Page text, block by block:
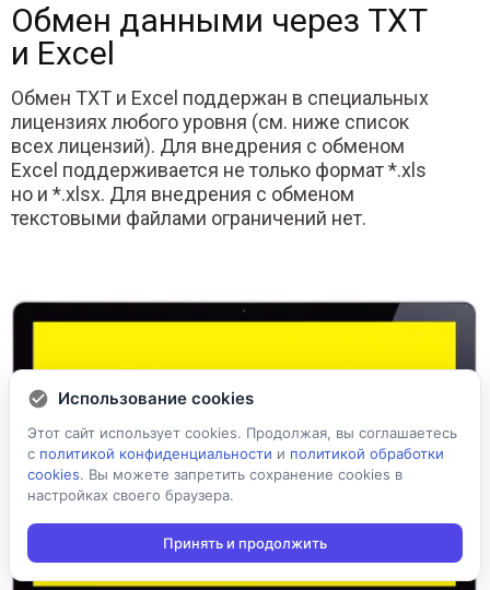
Обмен данными через TXT
и Excel
Обмен TXT и Excel поддержан в специальных
лицензиях любого уровня (см. ниже список
всех лицензий). Для внедрения с обменом
Excel поддерживается не только формат *.xls
но и *.xlsx. Для внедрения с обменом
текстовыми файлами ограничений нет.
Использование cookies
Этот сайт использует cookies. Продолжая, вы соглашаетесь
с политикой конфиденциальности и политикой обработки
cookies. Вы можете запретить сохранение cookies в
настройках своего браузера.
Принять и продолжить